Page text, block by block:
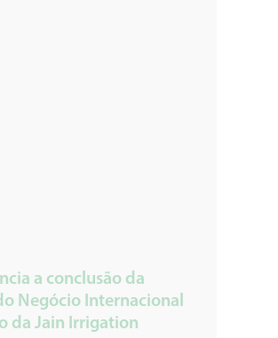
a conclusão da
Negócio Internacional
da Jain Irrigation